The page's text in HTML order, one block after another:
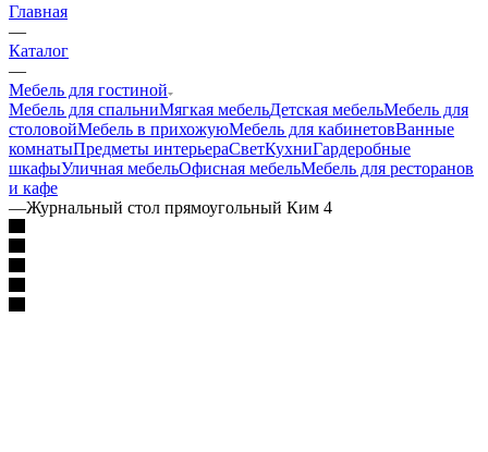
Главная
—
Каталог
—
Мебель для гостиной
Мебель для спальниМягкая мебельДетская мебельМебель для
столовойМебель в прихожуюМебель для кабинетовВанные
комнатыПредметы интерьераСветКухниГардеробные
шкафыУличная мебельОфисная мебельМебель для ресторанов
и кафе
—Журнальный стол прямоугольный Ким 4